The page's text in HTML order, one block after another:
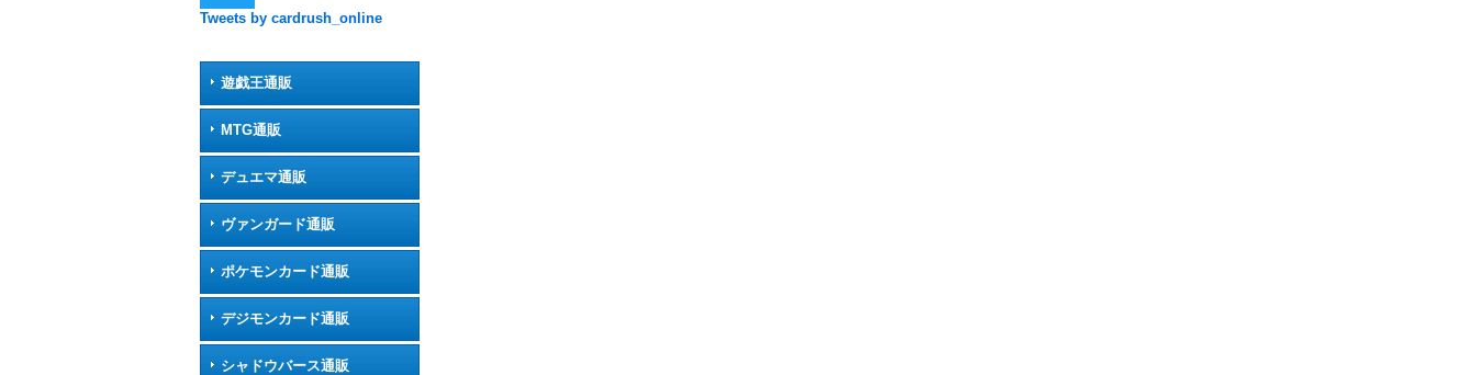
Tweets by cardrush_online
遊戯王通販
MTG通販
デュエマ通販
ヴァンガード通販
ポケモンカード通販
デジモンカード通販
シャドウバース通販